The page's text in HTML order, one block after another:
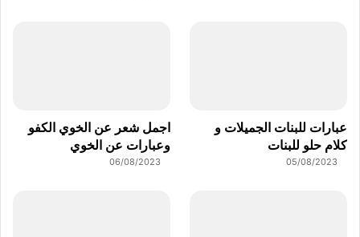
عبارات للبنات الجميلات و
كلام حلو للبنات
05/08/2023
اجمل شعر عن الخوي الكفو
وعبارات عن الخوي
06/08/2023